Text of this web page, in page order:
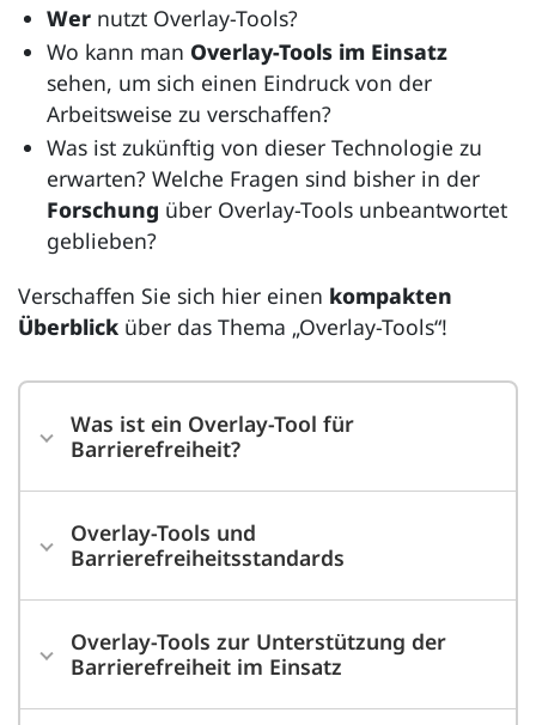
Wer nutzt Overlay-Tools?
Wo kann man Overlay-Tools im Einsatz
sehen, um sich einen Eindruck von der
Arbeitsweise zu verschaffen?
Was ist zukünftig von dieser Technologie zu
erwarten? Welche Fragen sind bisher in der
Forschung über Overlay-Tools unbeantwortet
geblieben?
Verschaffen Sie sich hier einen kompakten
Überblick über das Thema „Overlay-Tools“!
Was ist ein Overlay-Tool für
Barrierefreiheit?
Overlay-Tools und
Barrierefreiheitsstandards
Overlay-Tools zur Unterstützung der
Barrierefreiheit im Einsatz